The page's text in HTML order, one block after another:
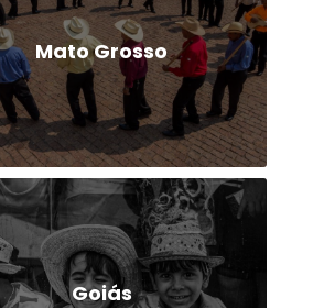
Mato Grosso
Goiás